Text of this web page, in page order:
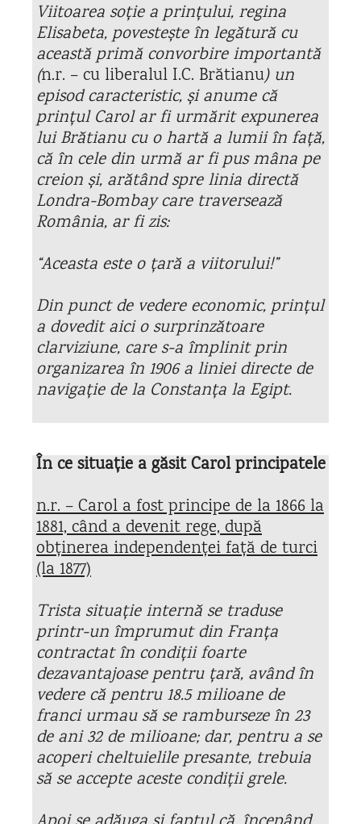
Viitoarea soție a prințului, regina
Elisabeta, povestește în legătură cu
această primă convorbire importantă
(n.r. – cu liberalul I.C. Brătianu) un
episod caracteristic, și anume că
prințul Carol ar fi urmărit expunerea
lui Brătianu cu o hartă a lumii în față,
că în cele din urmă ar fi pus mâna pe
creion și, arătând spre linia directă
Londra-Bombay care traversează
România, ar fi zis:
“Aceasta este o țară a viitorului!”
Din punct de vedere economic, prințul
a dovedit aici o surprinzătoare
clarviziune, care s-a împlinit prin
organizarea în 1906 a liniei directe de
navigație de la Constanța la Egipt.
În ce situație a găsit Carol principatele
n.r. – Carol a fost principe de la 1866 la
1881, când a devenit rege, după
obținerea independenței față de turci
(la 1877)
Trista situație internă se traduse
printr-un împrumut din Franța
contractat în condiții foarte
dezavantajoase pentru țară, având în
vedere că pentru 18.5 milioane de
franci urmau să se ramburseze în 23
de ani 32 de milioane; dar, pentru a se
acoperi cheltuielile presante, trebuia
să se accepte aceste condiții grele.